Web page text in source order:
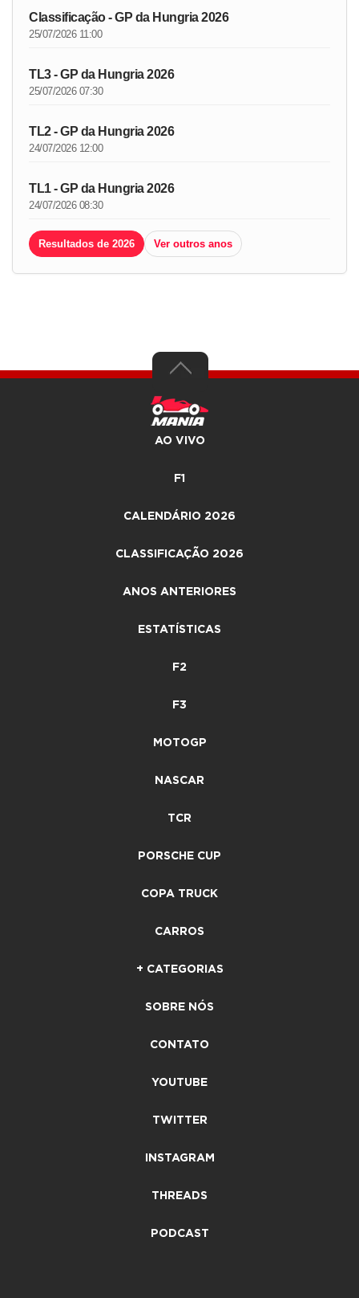
Classificação - GP da Hungria 2026
25/07/2026 11:00
TL3 - GP da Hungria 2026
25/07/2026 07:30
TL2 - GP da Hungria 2026
24/07/2026 12:00
TL1 - GP da Hungria 2026
24/07/2026 08:30
Resultados de 2026 Ver outros anos
AO VIVO
F1
CALENDÁRIO 2026
CLASSIFICAÇÃO 2026
ANOS ANTERIORES
ESTATÍSTICAS
F2
F3
MOTOGP
NASCAR
TCR
PORSCHE CUP
COPA TRUCK
CARROS
+ CATEGORIAS
SOBRE NÓS
CONTATO
YOUTUBE
TWITTER
INSTAGRAM
THREADS
PODCAST